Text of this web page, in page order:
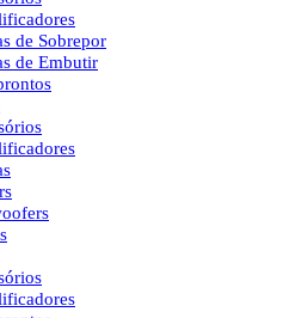
de Sobrepor
de Embutir